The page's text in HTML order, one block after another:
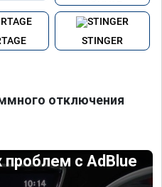
STINGER
отключения
проблем с AdBlue